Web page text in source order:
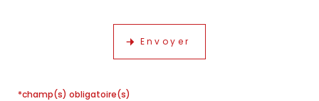
*champ(s) obligatoire(s)